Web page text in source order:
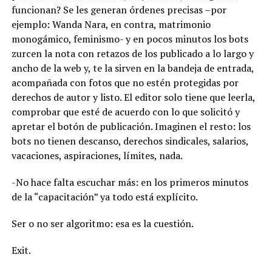
funcionan? Se les generan órdenes precisas –por
ejemplo: Wanda Nara, en contra, matrimonio
monogámico, feminismo- y en pocos minutos los bots
zurcen la nota con retazos de los publicado a lo largo y
ancho de la web y, te la sirven en la bandeja de entrada,
acompañada con fotos que no estén protegidas por
derechos de autor y listo. El editor solo tiene que leerla,
comprobar que esté de acuerdo con lo que solicitó y
apretar el botón de publicación. Imaginen el resto: los
bots no tienen descanso, derechos sindicales, salarios,
vacaciones, aspiraciones, límites, nada.
-No hace falta escuchar más: en los primeros minutos
de la “capacitación” ya todo está explícito.
Ser o no ser algoritmo: esa es la cuestión.
Exit.